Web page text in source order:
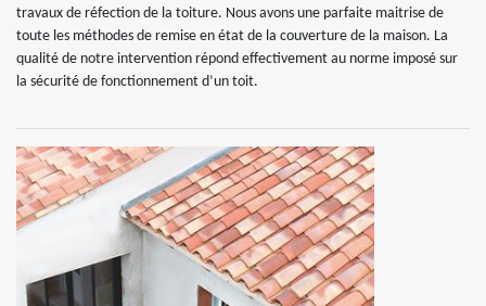
travaux de réfection de la toiture. Nous avons une parfaite maitrise de
toute les méthodes de remise en état de la couverture de la maison. La
qualité de notre intervention répond effectivement au norme imposé sur
la sécurité de fonctionnement d’un toit.